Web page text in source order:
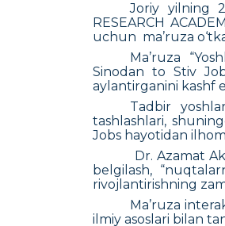
Joriy yilning
RESEARCH
uchun ma’ruza
Ma’ruza
Sinodan to Stiv
aylantirganini kashf
Tadbir
tashlashlari,
Jobs hayotidan
Dr. Azamat
belgilash,
rivojlantirishning
Ma’ruza
ilmiy asoslari bilan